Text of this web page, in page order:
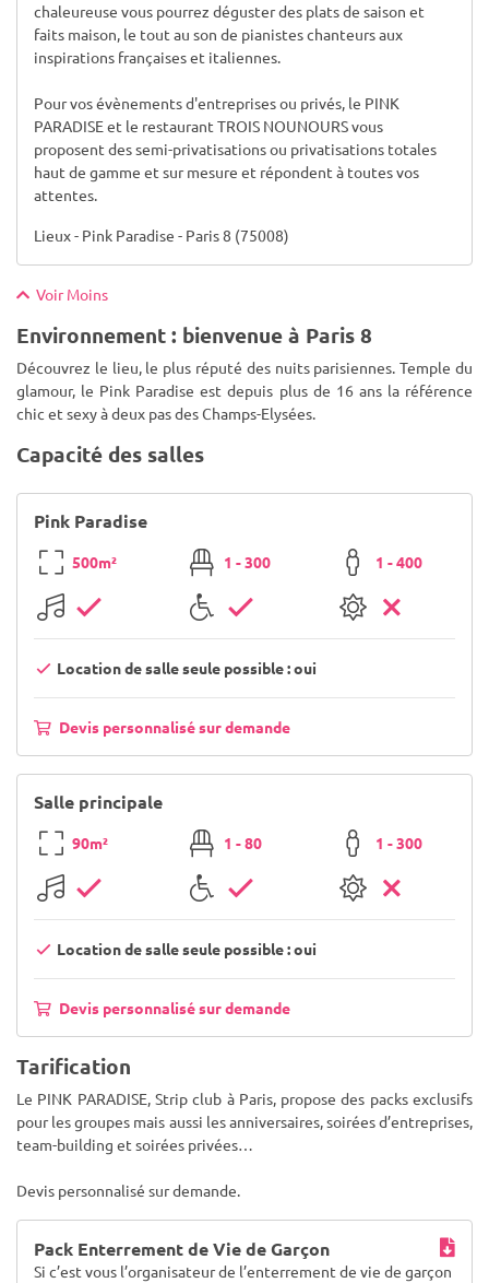
chaleureuse vous pourrez déguster des plats de saison et
faits maison, le tout au son de pianistes chanteurs aux
inspirations françaises et italiennes.
Pour vos évènements d'entreprises ou privés, le PINK
PARADISE et le restaurant TROIS NOUNOURS vous
proposent des semi-privatisations ou privatisations totales
haut de gamme et sur mesure et répondent à toutes vos
attentes.
Lieux - Pink Paradise - Paris 8 (75008)
Voir Moins
Environnement : bienvenue à Paris 8
Découvrez le lieu, le plus réputé des nuits parisiennes. Temple du
glamour, le Pink Paradise est depuis plus de 16 ans la référence
chic et sexy à deux pas des Champs-Elysées.
Capacité des salles
Pink Paradise
500m² 1 - 300 1 - 400
Location de salle seule possible : oui
Devis personnalisé sur demande
Salle principale
90m² 1 - 80 1 - 300
Location de salle seule possible : oui
Devis personnalisé sur demande
Tarification
Le PINK PARADISE, Strip club à Paris, propose des packs exclusifs
pour les groupes mais aussi les anniversaires, soirées d’entreprises,
team-building et soirées privées…
Devis personnalisé sur demande.
Pack Enterrement de Vie de Garçon
Si c’est vous l’organisateur de l’enterrement de vie de garçon